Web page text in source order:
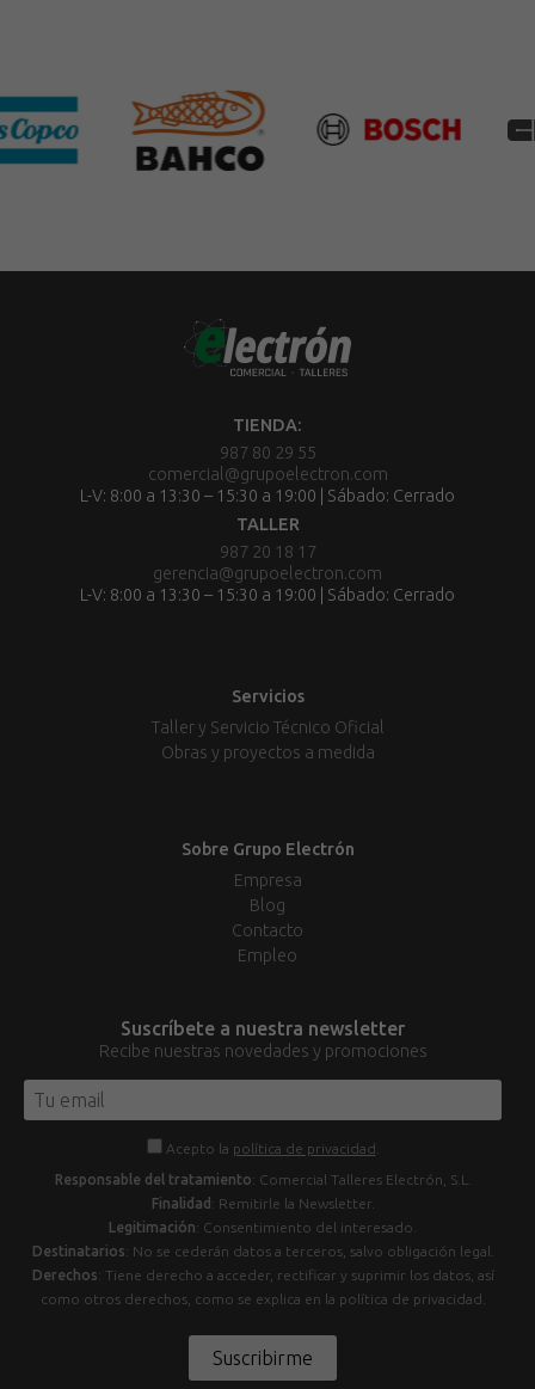
TIENDA:
987 80 29 55
comercial@grupoelectron.com
L-V: 8:00 a 13:30 – 15:30 a 19:00 | Sábado: Cerrado
TALLER
987 20 18 17
gerencia@grupoelectron.com
L-V: 8:00 a 13:30 – 15:30 a 19:00 | Sábado: Cerrado
Servicios
Taller y Servicio Técnico Oficial
Obras y proyectos a medida
Sobre Grupo Electrón
Empresa
Blog
Contacto
Empleo
Suscríbete a nuestra newsletter
Recibe nuestras novedades y promociones
Acepto la política de privacidad
Responsable del tratamiento: Comercial Talleres Electrón, S.L.
Finalidad : Remitirle la Newsletter.
Legitimación: Consentimiento del interesado.
Destinatarios: No se cederán datos a terceros, salvo obligación legal.
Derechos: Tiene derecho a acceder, rectificar y suprimir los datos, así
como otros derechos, como se explica en la política de privacidad.
Suscribirme